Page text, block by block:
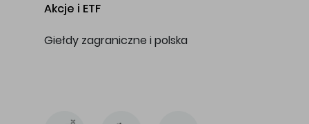
Akcje i ETF
Giełdy zagraniczne i polska